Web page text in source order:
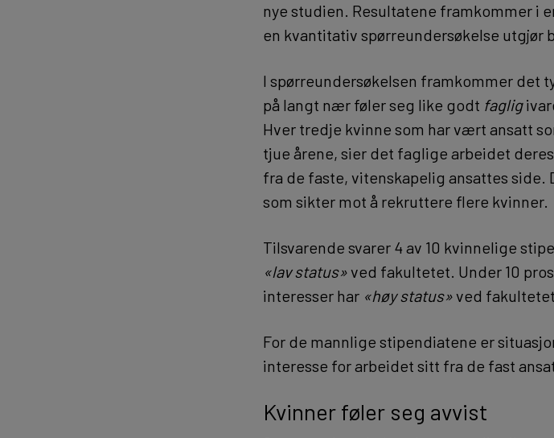
nye studien. Resultatene framkommer i
en kvantitativ spørreundersøkelse utgjør
I spørreundersøkelsen framkommer det
på langt nær føler seg like godt faglig
Hver tredje kvinne som har vært ansatt
tjue årene, sier det faglige arbeidet
fra de faste, vitenskapelig ansattes
som sikter mot å rekruttere flere kvinner.
Tilsvarende svarer 4 av 10 kvinnelige
«lav status»ved fakultetet. Under 10
interesser har «høy status»ved
For de mannlige stipendiatene er
interesse for arbeidet sitt fra de fast
Kvinner føler seg avvist